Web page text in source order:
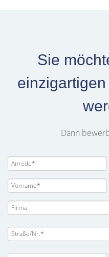
Sie
Dann